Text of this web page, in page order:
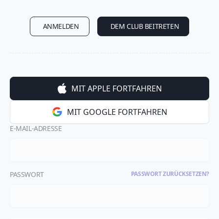
ANMELDEN DEM CLUB BEITRETEN
MIT APPLE FORTFAHREN
MIT GOOGLE FORTFAHREN
E-MAIL-ADRESSE
PASSWORT PASSWORT ZURÜCKSETZEN?